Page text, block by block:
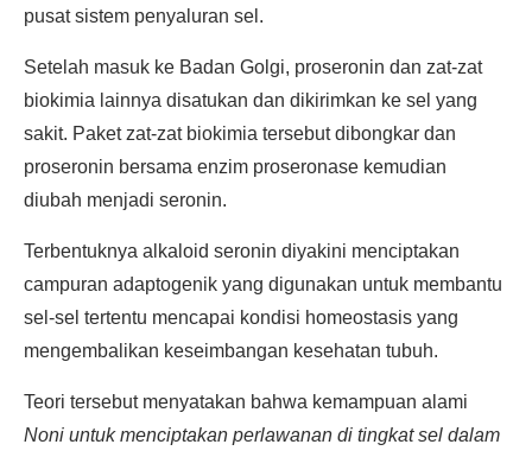
pusat sistem penyaluran sel.
Setelah masuk ke Badan Golgi, proseronin dan zat-zat
biokimia lainnya disatukan dan dikirimkan ke sel yang
sakit. Paket zat-zat biokimia tersebut dibongkar dan
proseronin bersama enzim proseronase kemudian
diubah menjadi seronin.
Terbentuknya alkaloid seronin diyakini menciptakan
campuran adaptogenik yang digunakan untuk membantu
sel-sel tertentu mencapai kondisi homeostasis yang
mengembalikan keseimbangan kesehatan tubuh.
Teori tersebut menyatakan bahwa kemampuan alami
Noni untuk menciptakan perlawanan di tingkat sel dalam